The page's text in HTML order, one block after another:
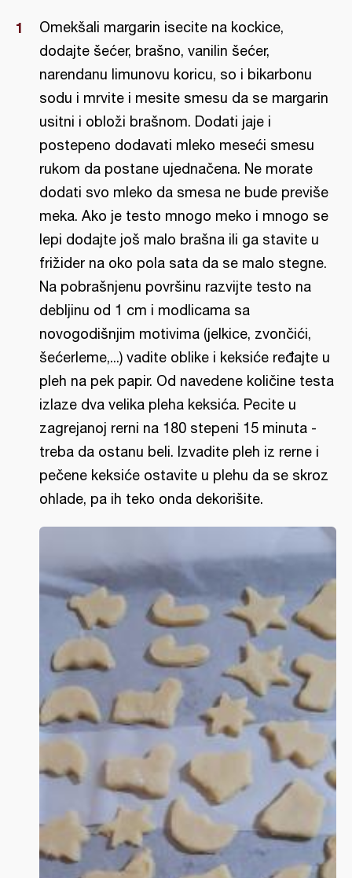
Omekšali margarin isecite na kockice,
dodajte šećer, brašno, vanilin šećer,
narendanu limunovu koricu, so i bikarbonu
sodu i mrvite i mesite smesu da se margarin
usitni i obloži brašnom. Dodati jaje i
postepeno dodavati mleko meseći smesu
rukom da postane ujednačena. Ne morate
dodati svo mleko da smesa ne bude previše
meka. Ako je testo mnogo meko i mnogo se
lepi dodajte još malo brašna ili ga stavite u
frižider na oko pola sata da se malo stegne.
Na pobrašnjenu površinu razvijte testo na
debljinu od 1 cm i modlicama sa
novogodišnjim motivima (jelkice, zvončići,
šećerleme,...) vadite oblike i keksiće ređajte u
pleh na pek papir. Od navedene količine testa
izlaze dva velika pleha keksića. Pecite u
zagrejanoj rerni na 180 stepeni 15 minuta -
treba da ostanu beli. Izvadite pleh iz rerne i
pečene keksiće ostavite u plehu da se skroz
ohlade, pa ih teko onda dekorišite.